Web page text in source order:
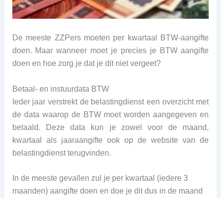
De meeste ZZPers moeten per kwartaal BTW-aangifte
doen. Maar wanneer moet je precies je BTW aangifte
doen en hoe zorg je dat je dit niet vergeet?
Betaal- en instuurdata BTW
Ieder jaar verstrekt de belastingdienst een overzicht met
de data waarop de BTW moet worden aangegeven en
betaald. Deze data kun je zowel voor de maand,
kwartaal als jaaraangifte ook op de website van de
belastingdienst terugvinden.
In de meeste gevallen zul je per kwartaal (iedere 3
maanden) aangifte doen en doe je dit dus in de maand